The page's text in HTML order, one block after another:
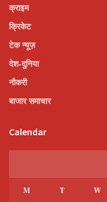
क्राइम
क्रिकेट
टेक न्यूज़
देश-दुनिया
नौकरी
बाजार समाचार
Calendar
M T W